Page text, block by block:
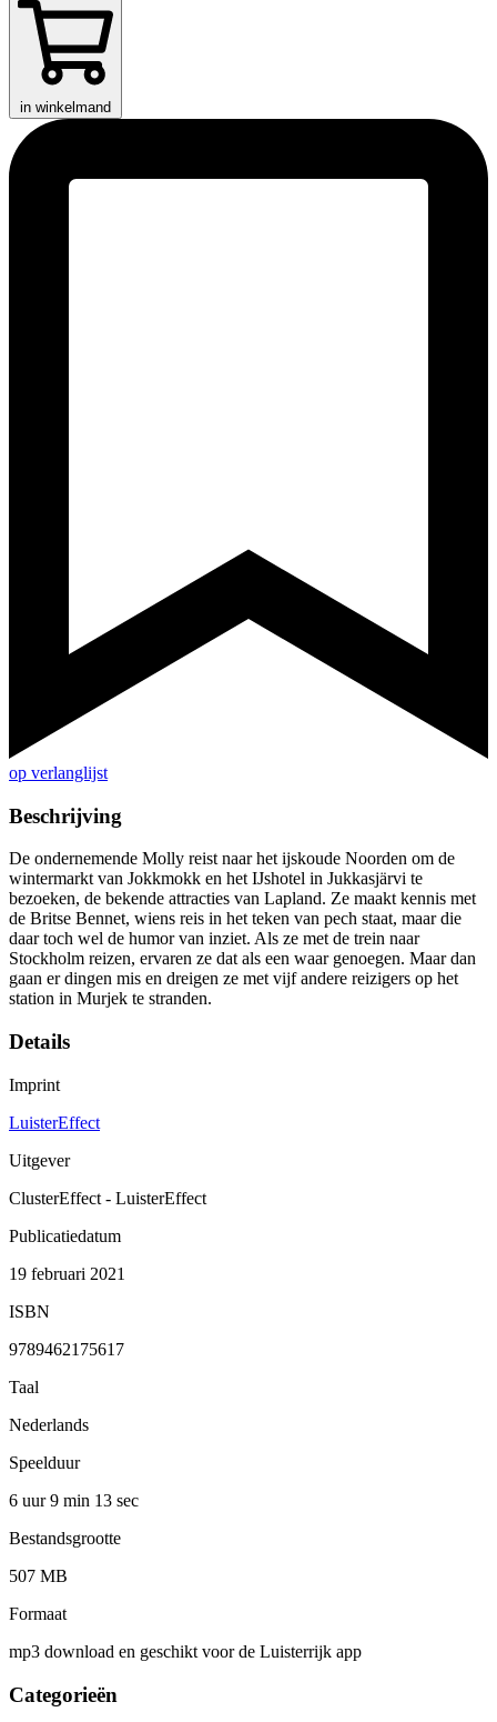
in winkelmand
op verlanglijst
Beschrijving
De ondernemende Molly reist naar het ijskoude Noorden om de
wintermarkt van Jokkmokk en het IJshotel in Jukkasjärvi te
bezoeken, de bekende attracties van Lapland. Ze maakt kennis met
de Britse Bennet, wiens reis in het teken van pech staat, maar die
daar toch wel de humor van inziet. Als ze met de trein naar
Stockholm reizen, ervaren ze dat als een waar genoegen. Maar dan
gaan er dingen mis en dreigen ze met vijf andere reizigers op het
station in Murjek te stranden.
Details
Imprint
LuisterEffect
Uitgever
ClusterEffect - LuisterEffect
Publicatiedatum
19 februari 2021
ISBN
9789462175617
Taal
Nederlands
Speelduur
6 uur 9 min 13 sec
Bestandsgrootte
507 MB
Formaat
mp3 download en geschikt voor de Luisterrijk app
Categorieën